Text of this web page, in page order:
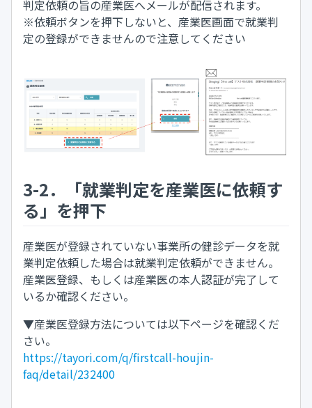
判定依頼の旨の産業医へメールが配信されます。
※依頼ボタンを押下しないと、産業医画面で就業判
定の登録ができませんので注意してください
3-2．「就業判定を産業医に依頼す
る」を押下
産業医が登録されていない事業所の健診データを就
業判定依頼した場合は就業判定依頼ができません。
産業医登録、もしくは産業医の本人認証が完了して
いるか確認ください。
▼産業医登録方法については以下ページを確認くだ
さい。
https://tayori.com/q/firstcall-houjin-
faq/detail/232400